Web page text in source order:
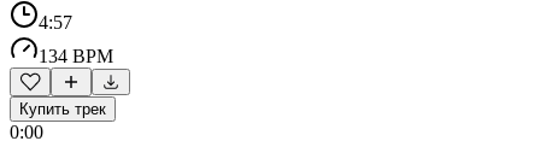
4:57
134 BPM
Купить трек
0:00